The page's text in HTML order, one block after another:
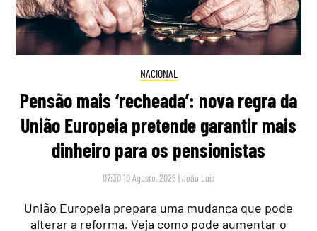
NACIONAL
Pensão mais ‘recheada’: nova regra da
União Europeia pretende garantir mais
dinheiro para os pensionistas
07:30 10 Agosto, 2026 |João Luís
União Europeia prepara uma mudança que pode
alterar a reforma. Veja como pode aumentar o